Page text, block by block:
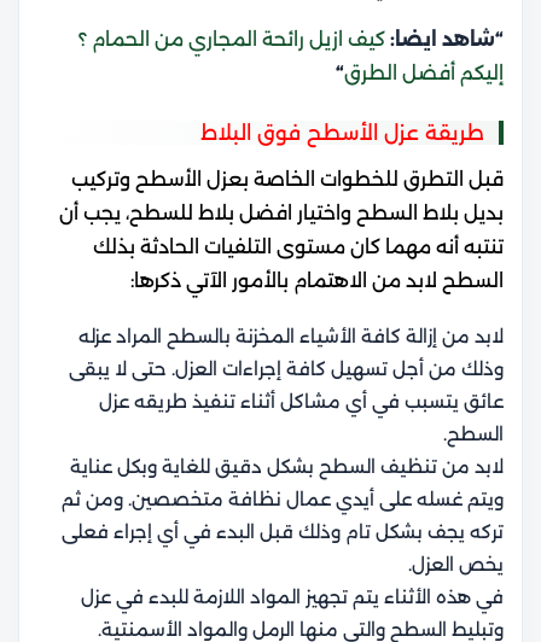
“شاهد ايضا: كيف ازيل رائحة المجاري من الحمام ؟
إليكم أفضل الطرق“
طريقة عزل الأسطح فوق البلاط
قبل التطرق للخطوات الخاصة بعزل الأسطح وتركيب
بديل بلاط السطح واختيار افضل بلاط للسطح، يجب أن
تنتبه أنه مهما كان مستوى التلفيات الحادثة بذلك
السطح لابد من الاهتمام بالأمور الآتي ذكرها:
لابد من إزالة كافة الأشياء المخزنة بالسطح المراد عزله
وذلك من أجل تسهيل كافة إجراءات العزل. حتى لا يبقى
عائق يتسبب في أي مشاكل أثناء تنفيذ طريقه عزل
السطح.
لابد من تنظيف السطح بشكل دقيق للغاية وبكل عناية
ويتم غسله على أيدي عمال نظافة متخصصين. ومن ثم
تركه يجف بشكل تام وذلك قبل البدء في أي إجراء فعلى
يخص العزل.
في هذه الأثناء يتم تجهيز المواد اللازمة للبدء في عزل
وتبليط السطح والتي منها الرمل والمواد الأسمنتية.